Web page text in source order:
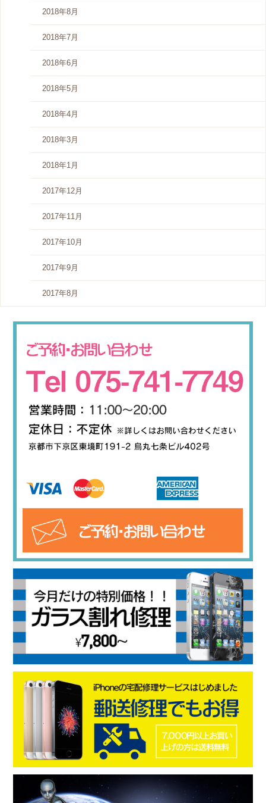
2018年8月
2018年7月
2018年6月
2018年5月
2018年4月
2018年3月
2018年1月
2017年12月
2017年11月
2017年10月
2017年9月
2017年8月